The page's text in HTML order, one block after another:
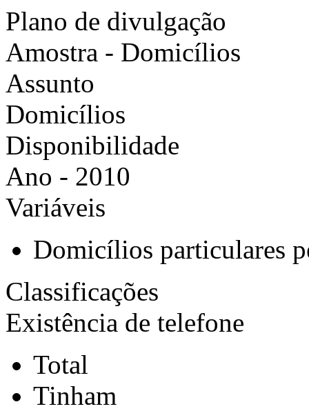
Plano de divulgação
Amostra - Domicílios
Assunto
Domicílios
Disponibilidade
Ano - 2010
Variáveis
Domicílios particulares
Classificações
Existência de telefone
Total
Tinham